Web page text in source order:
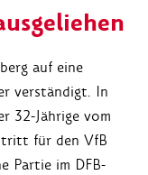
auf eine
verständigt. In
32-Jährige vom
für den VfB
Partie im DFB-